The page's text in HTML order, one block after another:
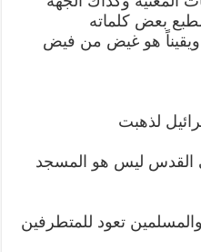
بعض كلماته
هو غيض من فيض
لذهبت
القدس ليس هو المسجد
تعود للمتطرفين